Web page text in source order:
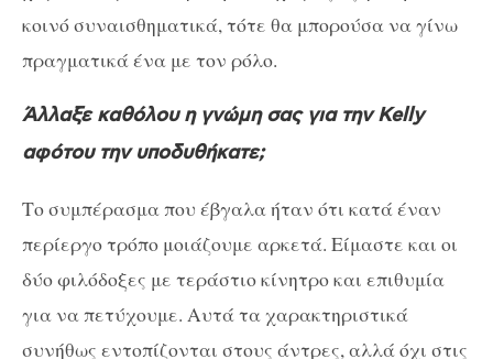
κοινό συναισθηματικά, τότε θα μπορούσα να γίνω
πραγματικά ένα με τον ρόλο.
Άλλαξε καθόλου η γνώμη σας για την Kelly
αφότου την υποδυθήκατε;
Το συμπέρασμα που έβγαλα ήταν ότι κατά έναν
περίεργο τρόπο μοιάζουμε αρκετά. Είμαστε και οι
δύο φιλόδοξες με τεράστιο κίνητρο και επιθυμία
για να πετύχουμε. Αυτά τα χαρακτηριστικά
συνήθως εντοπίζονται στους άντρες, αλλά όχι στις